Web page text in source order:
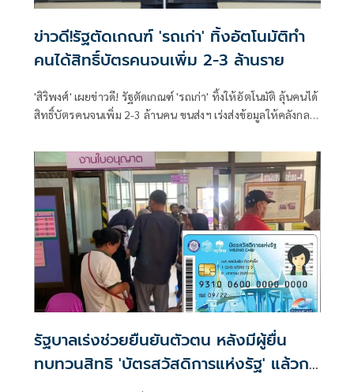
ข่าวดี!รัฐตัดเกณฑ์ 'รถเก่า' ทิ้งอัตโนมัติทำ
คนได้สิทธิ์บัตรคนจนเพิ่ม 2-3 ล้านราย
'สิริพงศ์' เผยข่าวดี! รัฐตัดเกณฑ์ 'รถเก่า' ทิ้งให้อัตโนมัติ ลุ้นคนได้
สิทธิ์บัตรคนจนเพิ่ม 2-3 ล้านคน ขนส่งฯ เร่งส่งข้อมูลให้คลังกลาง
รัฐบาลเร่งช่วยยืนยันตัวตน หลังมีผู้ยื่น
ทบทวนสิทธิ 'บัตรสวัสดิการแห่งรัฐ' แล้วก